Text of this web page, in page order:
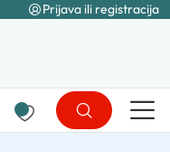
Prijava ili registracija